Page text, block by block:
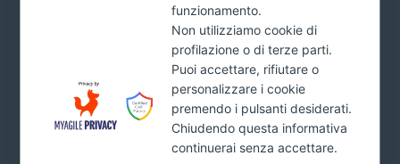
*Cliccando il pulsante INVIA acconsenti al trattamento dei tuoi
dati e dichiari di aver preso visione dellaPrivacy Policy
Addiopignoramenti.it
Studio Monardo & Partners s.r.l.
funzionamento.
Non utilizziamo cookie di
profilazione o di terze parti.
Puoi accettare, rifiutare o
personalizzare i cookie
premendo i pulsanti desiderati.
Chiudendo questa informativa
continuerai senza accettare.